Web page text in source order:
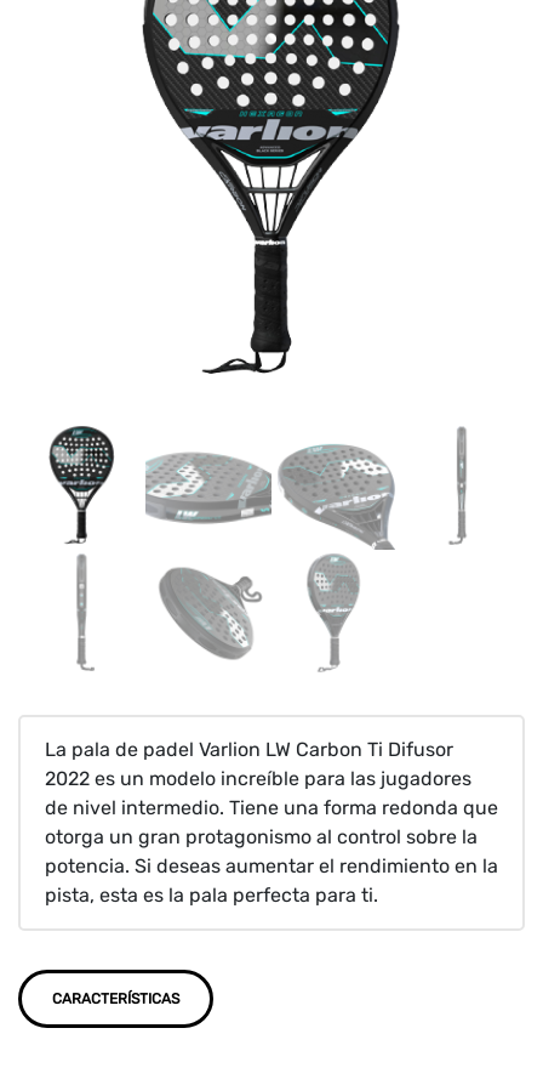
La pala de padel Varlion LW Carbon Ti Difusor
2022 es un modelo increíble para las jugadores
de nivel intermedio. Tiene una forma redonda que
otorga un gran protagonismo al control sobre la
potencia. Si deseas aumentar el rendimiento en la
pista, esta es la pala perfecta para ti.
CARACTERÍSTICAS